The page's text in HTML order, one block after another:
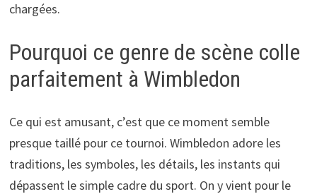
chargées.
Pourquoi ce genre de scène colle
parfaitement à Wimbledon
Ce qui est amusant, c’est que ce moment semble
presque taillé pour ce tournoi. Wimbledon adore les
traditions, les symboles, les détails, les instants qui
dépassent le simple cadre du sport. On y vient pour le